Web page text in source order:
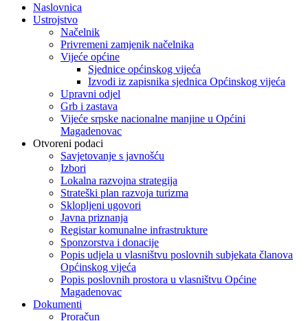
Naslovnica
Ustrojstvo
Načelnik
Privremeni zamjenik načelnika
Vijeće općine
Sjednice općinskog vijeća
Izvodi iz zapisnika sjednica Općinskog vijeća
Upravni odjel
Grb i zastava
Vijeće srpske nacionalne manjine u Općini
Magadenovac
Otvoreni podaci
Savjetovanje s javnošću
Izbori
Lokalna razvojna strategija
Strateški plan razvoja turizma
Sklopljeni ugovori
Javna priznanja
Registar komunalne infrastrukture
Sponzorstva i donacije
Popis udjela u vlasništvu poslovnih subjekata članova
Općinskog vijeća
Popis poslovnih prostora u vlasništvu Općine
Magadenovac
Dokumenti
Proračun